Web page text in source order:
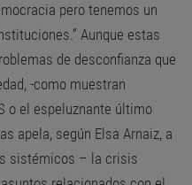
pero tenemos un
Aunque estas
de desconfianza que
-como muestran
o el espeluznante último
apela, según Elsa Arnaiz, a
sistémicos – la crisis